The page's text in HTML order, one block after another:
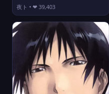
夜ト • ❤ 39,403